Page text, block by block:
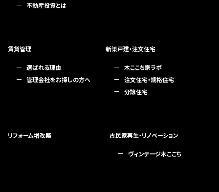
不動産投資とは
賃貸管理
選ばれる理由
管理会社をお探しの方へ
新築戸建・注文住宅
木ここち家ラボ
注文住宅・規格住宅
分譲住宅
リフォーム増改築 古民家再生・リノベーション
ヴィンテージ木ここち